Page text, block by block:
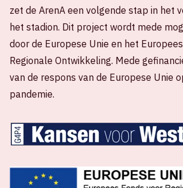
zet de ArenA een volgende stap in het
het stadion. Dit project wordt mede
door de Europese Unie en het
Regionale Ontwikkeling. Mede
van de respons van de Europese Unie
pandemie.